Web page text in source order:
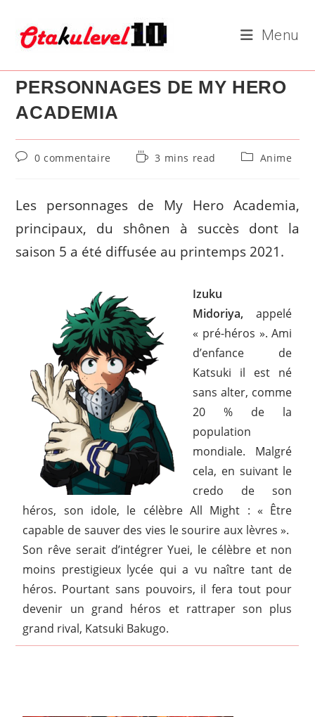
content
Menu
PERSONNAGES DE MY HERO
ACADEMIA
Commentaires
0 commentaire
Temps3 mins read
PostAnime
Les personnages de My Hero Academia,
principaux, du shônen à succès dont la
saison 5 a été diffusée au printemps 2021.
Izuku
Midoriya,appelé
« pré-héros ». Ami
d’enfance de
Katsuki il est né
sans alter, comme
20 % de la
population
mondiale. Malgré
cela, en suivant le
credo de son
héros, son idole, le célèbre All Might : « Être
capable de sauver des vies le sourire aux lèvres ».
Son rêve serait d’intégrer Yuei, le célèbre et non
moins prestigieux lycée qui a vu naître tant de
héros. Pourtant sans pouvoirs, il fera tout pour
devenir un grand héros et rattraper son plus
grand rival, Katsuki Bakugo.